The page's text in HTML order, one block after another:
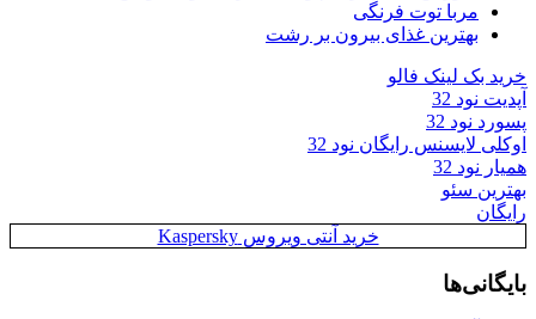
مربا توت فرنگی
بهترین غذای بیرون بر رشت
خرید بک لینک فالو
آپدیت نود 32
پسورد نود 32
اوکلی لایسنس رایگان نود 32
همیار نود 32
بهترین سئو
رایگان
خرید آنتی ویروس Kaspersky
بایگانی‌ها